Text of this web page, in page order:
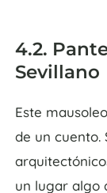
4.2.
Sevillano
Este
de un cuento.
un lugar algo